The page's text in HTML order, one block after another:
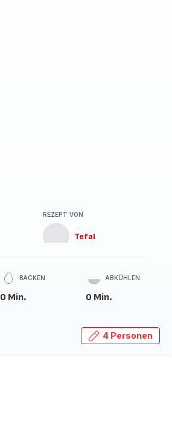
REZEPT VON
Tefal
BACKEN
0 Min.
ABKÜHLEN
0 Min.
4 Personen